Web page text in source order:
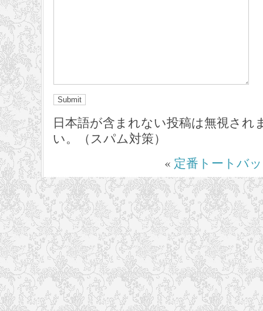
日本語が含まれない投稿は無視され
い。（スパム対策）
« 定番トートバ